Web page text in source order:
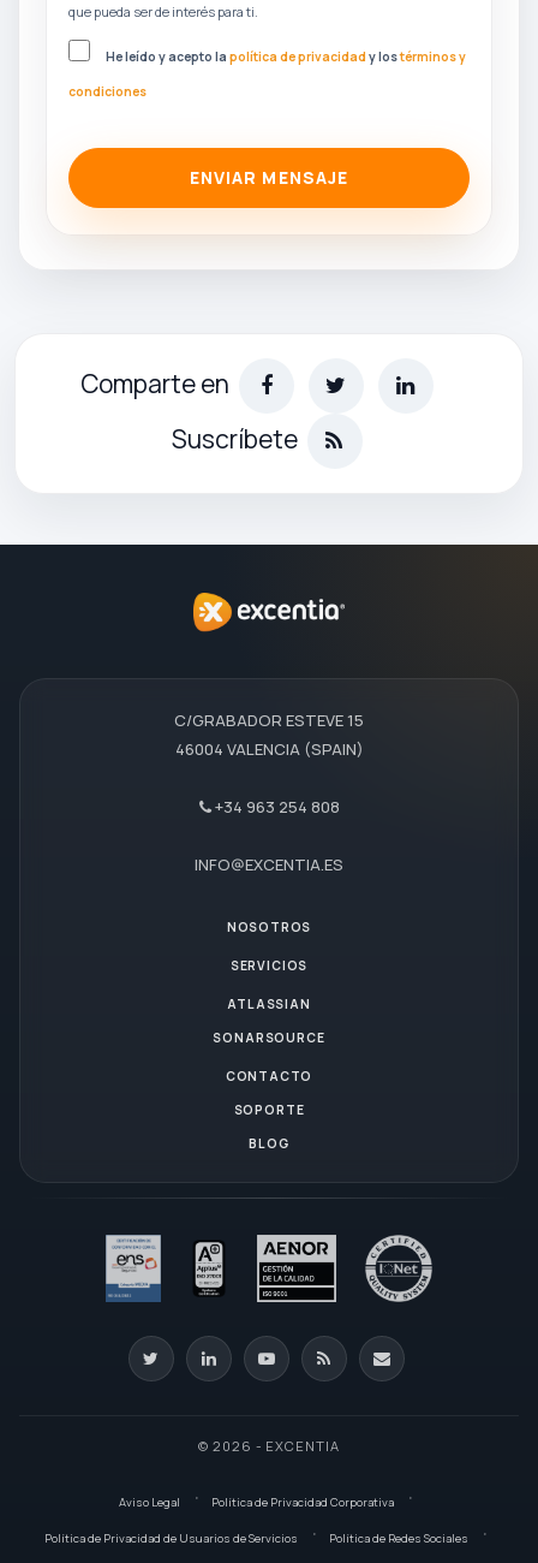
que pueda ser de interés para ti.
He leído y acepto la política de privacidad y lostérminos y
condiciones
ENVIAR MENSAJE
Comparte en
Suscríbete
C/GRABADOR ESTEVE 15
46004 VALENCIA (SPAIN)
+34 963 254 808
INFO@EXCENTIA.ES
NOSOTROS
SERVICIOS
ATLASSIAN
SONARSOURCE
CONTACTO
SOPORTE
BLOG
© 2026 - EXCENTIA
Aviso Legal Política de Privacidad Corporativa
Política de Privacidad de Usuarios de Servicios Política de Redes Sociales